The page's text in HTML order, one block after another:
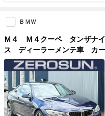
ＢＭＷ
Ｍ４ Ｍ４クーペ タンザナ
ス ディーラーメンテ車 カ
コンパウンドブレーキ 黒ダ
ン 純正ナビ フルセグＴＶ